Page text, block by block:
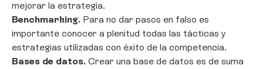
mejorar la estrategia.
Benchmarking. Para no dar pasos en falso es
importante conocer a plenitud todas las tácticas y
estrategias utilizadas con éxito de la competencia.
Bases de datos. Crear una base de datos es de suma